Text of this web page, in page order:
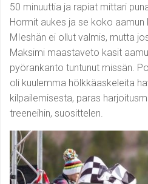
50 minuuttia ja rapiat mittari
Hormit aukes ja se koko aamun
MIeshän ei ollut valmis, mutta
Maksimi maastaveto kasit
pyörankanto tuntunut missän.
oli kuulemma hölkkäaskeleita
kilpailemisesta, paras
treeneihin, suosittelen.